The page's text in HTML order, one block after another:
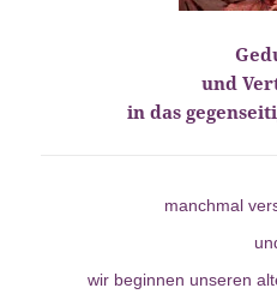
und
in das
manchmal
wir beginnen unseren